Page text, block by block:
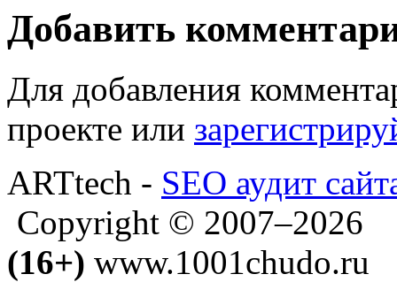
Добавить
Для добавления
проекте или
ARTtech - SEO аудит
Copyright © 2007–2026
(16+) www.1001chudo.ru